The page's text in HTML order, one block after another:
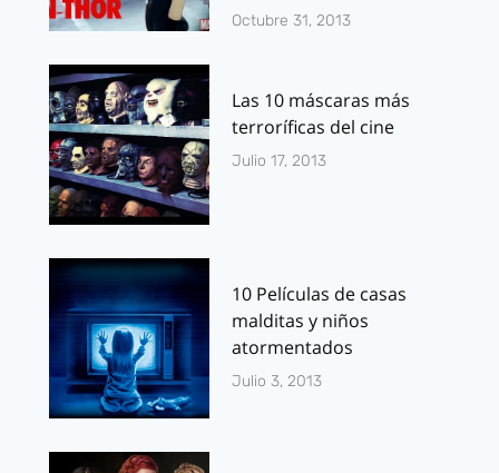
Octubre 31, 2013
Las 10 máscaras más
terroríficas del cine
Julio 17, 2013
10 Películas de casas
malditas y niños
atormentados
Julio 3, 2013